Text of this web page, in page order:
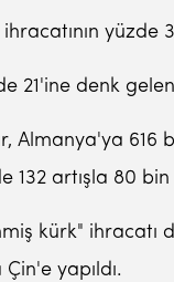
yüzde
21'ine denk
Almanya'ya 616
132 artışla 80
kürk"
yapıldı.